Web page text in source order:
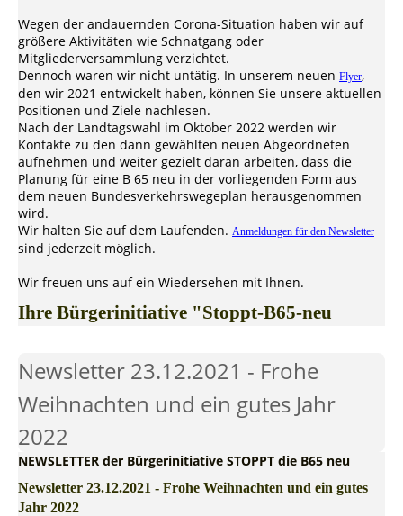
Wegen der andauernden Corona-Situation haben wir auf
größere Aktivitäten wie Schnatgang oder
Mitgliederversammlung verzichtet.
Dennoch waren wir nicht untätig. In unserem neuen Flyer,
den wir 2021 entwickelt haben, können Sie unsere aktuellen
Positionen und Ziele nachlesen.
Nach der Landtagswahl im Oktober 2022 werden wir
Kontakte zu den dann gewählten neuen Abgeordneten
aufnehmen und weiter gezielt daran arbeiten, dass die
Planung für eine B 65 neu in der vorliegenden Form aus
dem neuen Bundesverkehrswegeplan herausgenommen
wird.
Wir halten Sie auf dem Laufenden. Anmeldungen für den Newsletter
sind jederzeit möglich.
Wir freuen uns auf ein Wiedersehen mit Ihnen.
Ihre Bürgerinitiative "Stoppt-B65-neu
Newsletter 23.12.2021 - Frohe
Weihnachten und ein gutes Jahr
2022
NEWSLETTER der Bürgerinitiative STOPPT die B65 neu
Newsletter 23.12.2021 - Frohe Weihnachten und ein gutes
Jahr 2022